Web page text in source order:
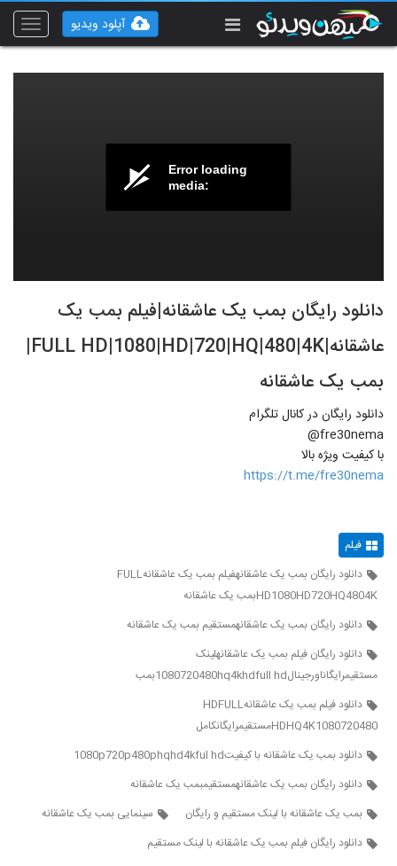
Toggle
آپلود ویدیو
Error loading
media:
دانلود رایگان بمب یک عاشقانه|فیلم بمب یک
عاشقانه|FULL HD|1080|HD|720|HQ|480|4K|
بمب یک عاشقانه
دانلود رایگان در کانال تلگرام
fre30nema@
با کیفیت ویژه بالا
https://t.me/fre30nema
فیلم
دانلود رایگان بمب یک عاشقانهفیلم بمب یک عاشقانهFULL
HD1080HD720HQ4804Kبمب یک عاشقانه
دانلود رایگان بمب یک عاشقانهمستقیم بمب یک عاشقانه
دانلود رایگان فیلم بمب یک عاشقانهلینک
مستقیمرایگاناورجینال1080720480hq4khdfull hdبمب
دانلود فیلم بمب یک عاشقانهHDFULL
HDHQ4K1080720480مستقیمرایگانکامل
دانلود بمب یک عاشقانه با کیفیت1080p720p480phqhd4kful hd
دانلود رایگان بمب یک عاشقانهمستقیمبمب یک عاشقانه
بمب یک عاشقانه با لینک مستقیم و رایگان
سینمایی بمب یک عاشقانه
دانلود رایگان فیلم بمب یک عاشقانه با لینک مستقیم